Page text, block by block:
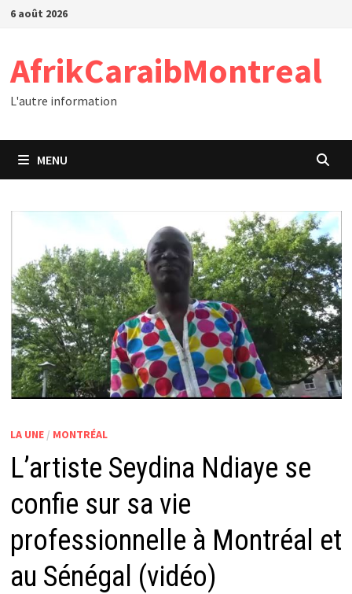
Passer
6 août 2026
AfrikCaraibMontreal
L'autre information
MENU
LA UNE/ MONTRÉAL
L’artiste Seydina Ndiaye se
confie sur sa vie
professionnelle à Montréal et
au Sénégal (vidéo)